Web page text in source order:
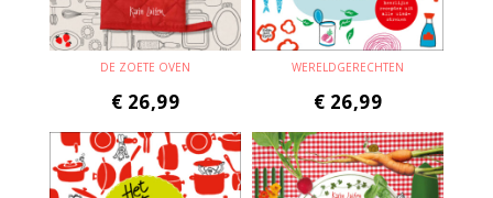
DE ZOETE OVEN
€ 26,99
WERELDGERECHTEN
€ 26,99